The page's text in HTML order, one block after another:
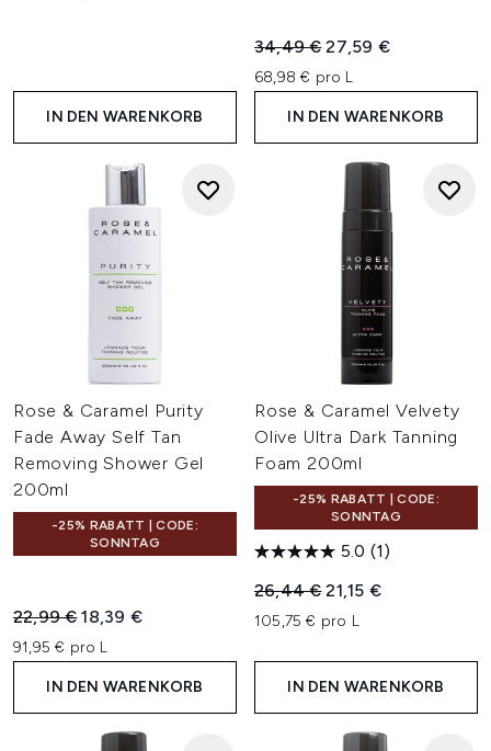
IN DEN WARENKORB
Unverbindliche
34,49 €Aktueller Preis:
27,59 €
68,98 € pro L
IN DEN WARENKORB
Rose & Caramel Purity
Fade Away Self Tan
Removing Shower Gel
200ml
-25% RABATT | CODE:
SONNTAG
Unverbindliche Preisempfehlung:
22,99 €Aktueller Preis:
18,39 €
91,95 € pro L
IN DEN WARENKORB
Rose & Caramel Velvety
Olive Ultra Dark Tanning
Foam 200ml
-25% RABATT | CODE:
SONNTAG
5.0 (1)
Unverbindliche
26,44 €Aktueller Preis:
21,15 €
105,75 € pro L
IN DEN WARENKORB